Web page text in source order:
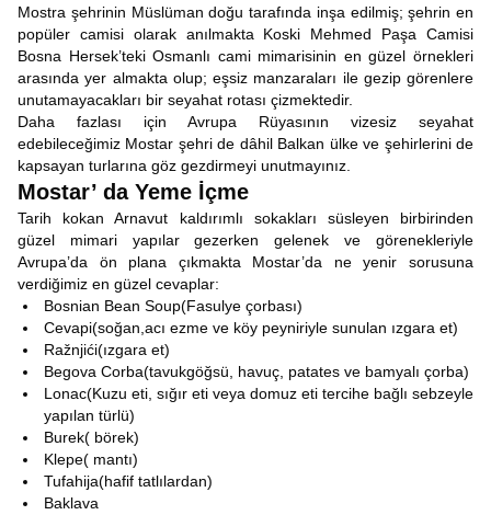
Mostra şehrinin Müslüman doğu tarafında inşa edilmiş; şehrin en
popüler camisi olarak anılmakta Koski Mehmed Paşa Camisi
Bosna Hersek’teki Osmanlı cami mimarisinin en güzel örnekleri
arasında yer almakta olup; eşsiz manzaraları ile gezip görenlere
unutamayacakları bir seyahat rotası çizmektedir.
Daha fazlası için Avrupa Rüyasının vizesiz seyahat
edebileceğimiz Mostar şehri de dâhil Balkan ülke ve şehirlerini de
kapsayan turlarına göz gezdirmeyi unutmayınız.
Mostar’ da Yeme İçme
Tarih kokan Arnavut kaldırımlı sokakları süsleyen birbirinden
güzel mimari yapılar gezerken gelenek ve görenekleriyle
Avrupa’da ön plana çıkmakta Mostar’da ne yenir sorusuna
verdiğimiz en güzel cevaplar:
Bosnian Bean Soup(Fasulye çorbası)
Cevapi(soğan,acı ezme ve köy peyniriyle sunulan ızgara et)
Ražnjići(ızgara et)
Begova Corba(tavukgöğsü, havuç, patates ve bamyalı çorba)
Lonac(Kuzu eti, sığır eti veya domuz eti tercihe bağlı sebzeyle
yapılan türlü)
Burek( börek)
Klepe( mantı)
Tufahija(hafif tatlılardan)
Baklava